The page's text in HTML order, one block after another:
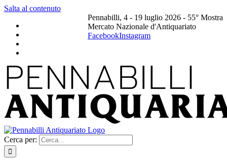
Salta al contenuto
Pennabilli, 4 - 19 luglio 2026 - 55° Mostra
Mercato Nazionale d'Antiquariato
FacebookInstagram
Cerca per: